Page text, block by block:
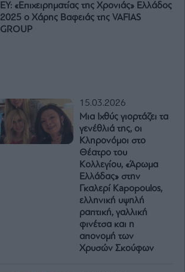
EY: «Επιχειρηματίας της Χρονιάς» Ελλάδος
2025 ο Χάρης Βαφειάς της VAFIAS
GROUP
15.03.2026
Μια Ιχθύς γιορτάζει τα
γενέθλιά της, οι
Κληρονόμοι στο
Θέατρο του
Κολλεγίου, «Άρωμα
Ελλάδας» στην
Γκαλερί Kapopoulos,
ελληνική υψηλή
ραπτική, γαλλική
φινέτσα και η
απονομή των
Χρυσών Σκούφων